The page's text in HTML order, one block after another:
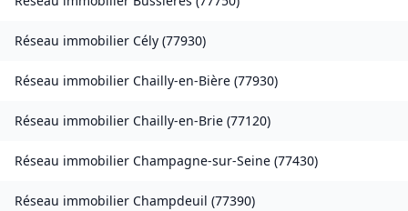
Réseau immobilier Cély (77930)
Réseau immobilier Chailly-en-Bière (77930)
Réseau immobilier Chailly-en-Brie (77120)
Réseau immobilier Champagne-sur-Seine (77430)
Réseau immobilier Champdeuil (77390)